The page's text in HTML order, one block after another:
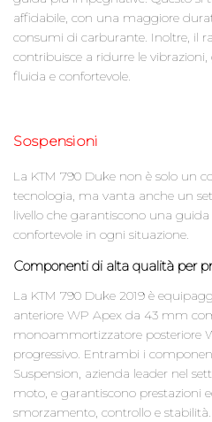
affidabile, con una maggiore
consumi di carburante. Inoltre, il
contribuisce a ridurre le
fluida e confortevole.
Sospensioni
La KTM 790 Duke non è solo un
tecnologia, ma vanta anche un
livello che garantiscono una guida
confortevole in ogni situazione.
Componenti di alta qualità per
La KTM 790 Duke 2019 è
anteriore WP Apex da 43 mm
monoammortizzatore posteriore
progressivo. Entrambi i
Suspension, azienda leader nel
moto, e garantiscono prestazioni
smorzamento, controllo e stabilità.